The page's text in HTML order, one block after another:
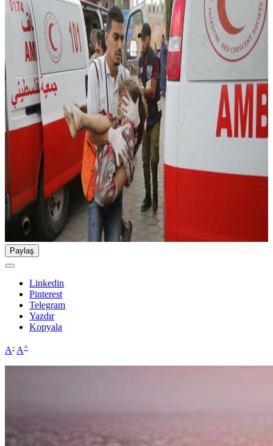
Paylaş
Linkedin
Pinterest
Telegram
Yazdır
Kopyala
A- A+